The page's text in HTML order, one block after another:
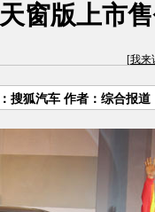
窗版上市
[我来
搜狐汽车 作者：综合报道